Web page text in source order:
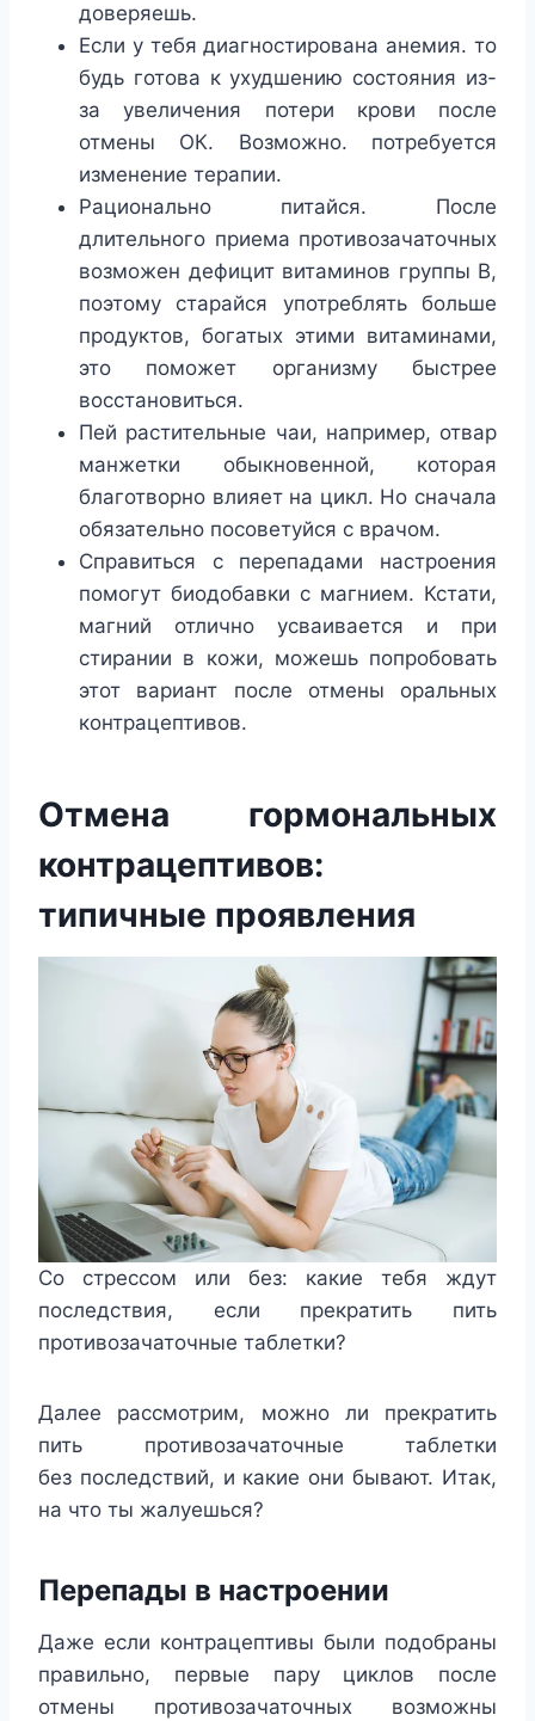
доверяешь.
Если у тебя диагностирована анемия. то
будь готова к ухудшению состояния из-
за увеличения потери крови после
отмены ОК. Возможно. потребуется
изменение терапии.
Рационально питайся. После
длительного приема противозачаточных
возможен дефицит витаминов группы B,
поэтому старайся употреблять больше
продуктов, богатых этими витаминами,
это поможет организму быстрее
восстановиться.
Пей растительные чаи, например, отвар
манжетки обыкновенной, которая
благотворно влияет на цикл. Но сначала
обязательно посоветуйся с врачом.
Справиться с перепадами настроения
помогут биодобавки с магнием. Кстати,
магний отлично усваивается и при
стирании в кожи, можешь попробовать
этот вариант после отмены оральных
контрацептивов.
Отмена гормональных
контрацептивов:
типичные проявления
Со стрессом или без: какие тебя ждут
последствия, если прекратить пить
противозачаточные таблетки?
Далее рассмотрим, можно ли прекратить
пить противозачаточные таблетки
без последствий, и какие они бывают. Итак,
на что ты жалуешься?
Перепады в настроении
Даже если контрацептивы были подобраны
правильно, первые пару циклов после
отмены противозачаточных возможны